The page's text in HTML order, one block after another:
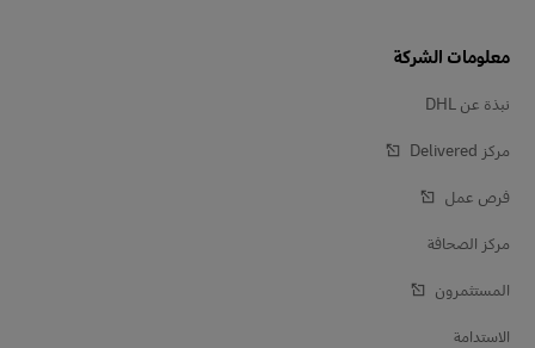
معلومات الشركة
نبذة عن DHL
مركز Delivered‎
فرص عمل
مركز الصحافة
المستثمرون
الاستدامة